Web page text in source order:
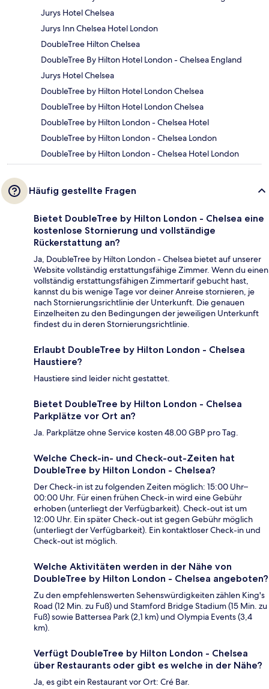
Jurys Hotel Chelsea
Jurys Inn Chelsea Hotel London
DoubleTree Hilton Chelsea
DoubleTree By Hilton Hotel London - Chelsea England
Jurys Hotel Chelsea
DoubleTree by Hilton Hotel London Chelsea
DoubleTree by Hilton Hotel London Chelsea
DoubleTree by Hilton London - Chelsea Hotel
DoubleTree by Hilton London - Chelsea London
DoubleTree by Hilton London - Chelsea Hotel London
Häufig gestellte Fragen
Bietet DoubleTree by Hilton London - Chelsea eine
kostenlose Stornierung und vollständige
Rückerstattung an?
Ja, DoubleTree by Hilton London - Chelsea bietet auf unserer
Website vollständig erstattungsfähige Zimmer. Wenn du einen
vollständig erstattungsfähigen Zimmertarif gebucht hast,
kannst du bis wenige Tage vor deiner Anreise stornieren, je
nach Stornierungsrichtlinie der Unterkunft. Die genauen
Einzelheiten zu den Bedingungen der jeweiligen Unterkunft
findest du in deren Stornierungsrichtlinie.
Erlaubt DoubleTree by Hilton London - Chelsea
Haustiere?
Haustiere sind leider nicht gestattet.
Bietet DoubleTree by Hilton London - Chelsea
Parkplätze vor Ort an?
Ja. Parkplätze ohne Service kosten 48.00 GBP pro Tag.
Welche Check-in- und Check-out-Zeiten hat
DoubleTree by Hilton London - Chelsea?
Der Check-in ist zu folgenden Zeiten möglich: 15:00 Uhr–
00:00 Uhr. Für einen frühen Check-in wird eine Gebühr
erhoben (unterliegt der Verfügbarkeit). Check-out ist um
12:00 Uhr. Ein später Check-out ist gegen Gebühr möglich
(unterliegt der Verfügbarkeit). Ein kontaktloser Check-in und
Check-out ist möglich.
Welche Aktivitäten werden in der Nähe von
DoubleTree by Hilton London - Chelsea angeboten?
Zu den empfehlenswerten Sehenswürdigkeiten zählen King's
Road (12 Min. zu Fuß) und Stamford Bridge Stadium (15 Min. zu
Fuß) sowie Battersea Park (2,1 km) und Olympia Events (3,4
km).
Verfügt DoubleTree by Hilton London - Chelsea
über Restaurants oder gibt es welche in der Nähe?
Ja, es gibt ein Restaurant vor Ort: Cré Bar.